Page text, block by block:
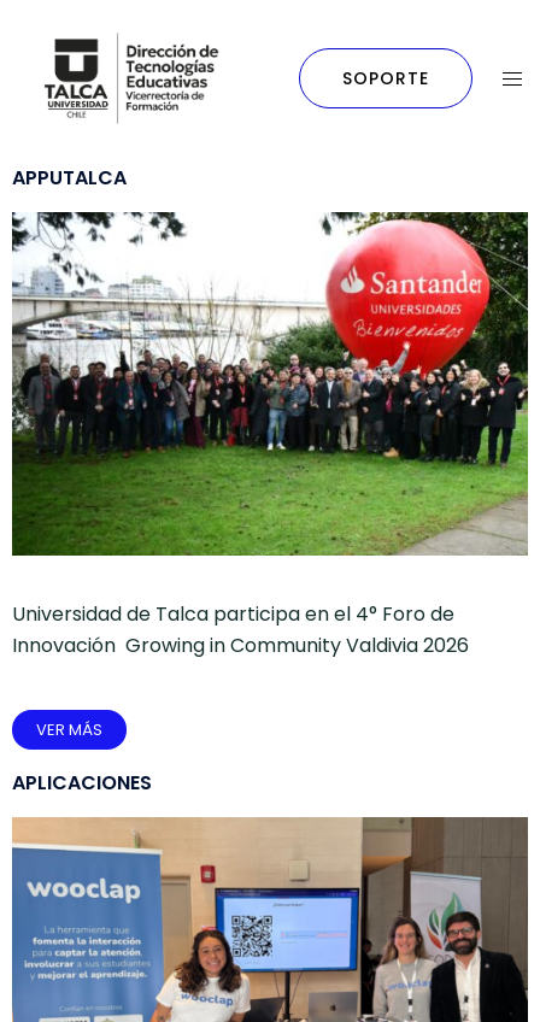
SOPORTE
APPUTALCA
Universidad de Talca participa en el 4° Foro de
Innovación Growing in Community Valdivia 2026
VER MÁS
APLICACIONES